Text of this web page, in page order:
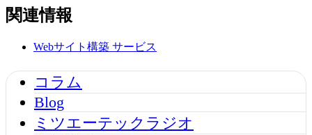
関連情報
Webサイト構築 サービス
コラム
Blog
ミツエーテックラジオ